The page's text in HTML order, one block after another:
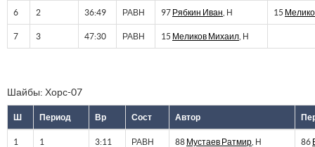
6 2 36:49 РАВН 97 Рябкин Иван , Н 15
7 3 47:30 РАВН 15 Меликов Михаил , Н
Шайбы: Хорс-07
Ш Период Вр Сост Автор
1 1 3:11 РАВН 88 Мустаев Ратмир , Н 86